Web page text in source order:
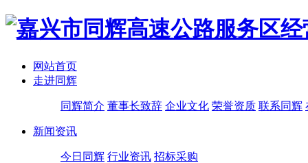
网站首页
走进同辉
同辉简介 董事长致辞 企业文化 荣誉资质 联系同辉
新闻资讯
今日同辉 行业资讯 招标采购